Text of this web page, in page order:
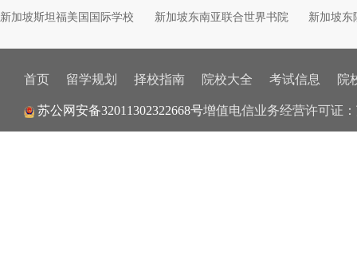
新加坡斯坦福美国国际学校 新加坡东南亚联合世界书院 新加坡东
首页 留学规划 择校指南 院校大全 考试信息 院
苏公网安备32011302322668号增值电信业务经营许可证：